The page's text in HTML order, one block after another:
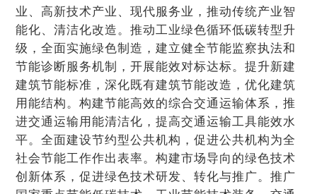
业、高新技术产业、现代服务业，推动传统产业智
能化、清洁化改造。推动工业绿色循环低碳转型升
级，全面实施绿色制造，建立健全节能监察执法和
节能诊断服务机制，开展能效对标达标。提升新建
建筑节能标准，深化既有建筑节能改造，优化建筑
用能结构。构建节能高效的综合交通运输体系，推
进交通运输用能清洁化，提高交通运输工具能效水
平。全面建设节约型公共机构，促进公共机构为全
社会节能工作作出表率。构建市场导向的绿色技术
创新体系，促进绿色技术研发、转化与推广。推广